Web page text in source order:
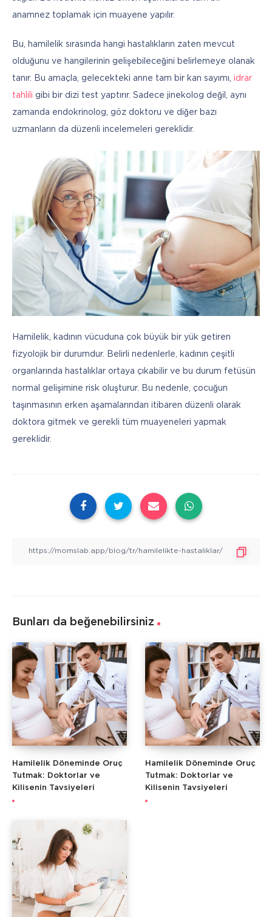
anamnez toplamak için muayene yapılır.
Bu, hamilelik sırasında hangi hastalıkların zaten mevcut
olduğunu ve hangilerinin gelişebileceğini belirlemeye olanak
tanır. Bu amaçla, gelecekteki anne tam bir kan sayımı, idrar
tahlili gibi bir dizi test yaptırır. Sadece jinekolog değil, aynı
zamanda endokrinolog, göz doktoru ve diğer bazı
uzmanların da düzenli incelemeleri gereklidir.
Hamilelik, kadının vücuduna çok büyük bir yük getiren
fizyolojik bir durumdur. Belirli nedenlerle, kadının çeşitli
organlarında hastalıklar ortaya çıkabilir ve bu durum fetüsün
normal gelişimine risk oluşturur. Bu nedenle, çocuğun
taşınmasının erken aşamalarından itibaren düzenli olarak
doktora gitmek ve gerekli tüm muayeneleri yapmak
gereklidir.
Bunları da beğenebilirsiniz
Hamilelik Döneminde Oruç
Tutmak: Doktorlar ve
Kilisenin Tavsiyeleri
Hamilelik Döneminde Oruç
Tutmak: Doktorlar ve
Kilisenin Tavsiyeleri